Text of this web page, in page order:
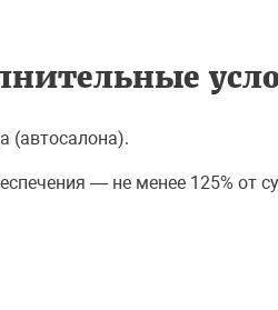
(автосалона).
— не менее 125%